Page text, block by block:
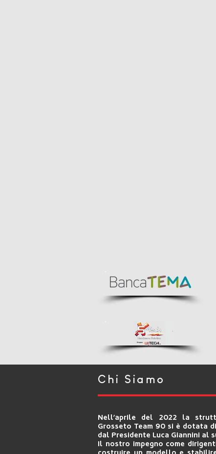
Chi Siamo
Nell’aprile del 2022 la
Grosseto Team 90 si è dotata
dal Presidente Luca Giannini al
Il nostro impegno come